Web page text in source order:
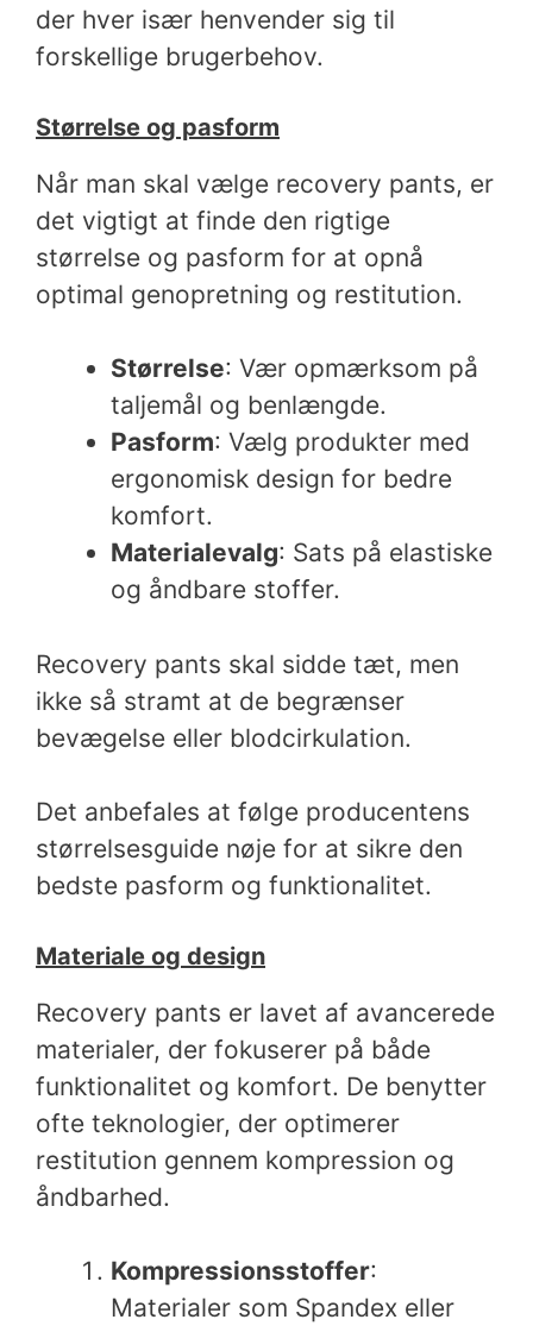
der hver især henvender sig til
forskellige brugerbehov.
Størrelse og pasform
Når man skal vælge recovery pants, er
det vigtigt at finde den rigtige
størrelse og pasform for at opnå
optimal genopretning og restitution.
Størrelse: Vær opmærksom på
taljemål og benlængde.
Pasform: Vælg produkter med
ergonomisk design for bedre
komfort.
Materialevalg: Sats på elastiske
og åndbare stoffer.
Recovery pants skal sidde tæt, men
ikke så stramt at de begrænser
bevægelse eller blodcirkulation.
Det anbefales at følge producentens
størrelsesguide nøje for at sikre den
bedste pasform og funktionalitet.
Materiale og design
Recovery pants er lavet af avancerede
materialer, der fokuserer på både
funktionalitet og komfort. De benytter
ofte teknologier, der optimerer
restitution gennem kompression og
åndbarhed.
Kompressionsstoffer:
Materialer som Spandex eller